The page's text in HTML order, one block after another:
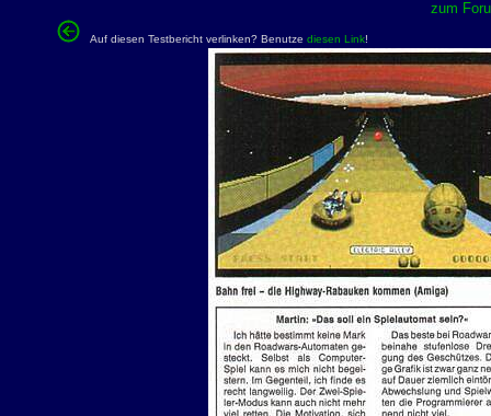
zum
Auf diesen Testbericht verlinken? Benutze diesen Link!